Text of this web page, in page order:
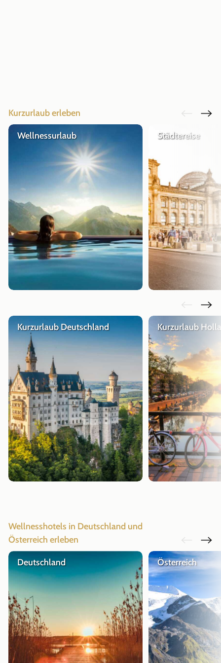
Kurzurlaub erleben
Wellnessurlaub Städtereise
Kurzurlaub Deutschland Kurzurlaub
Wellnesshotels in Deutschland und
Österreich erleben
Deutschland Österreich